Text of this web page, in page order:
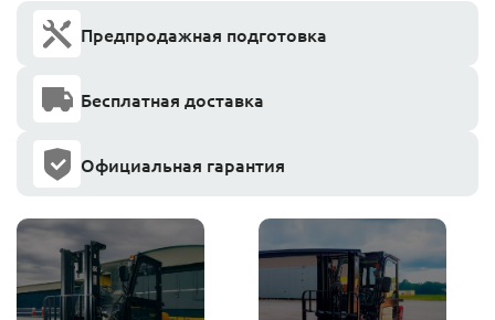
Предпродажная подготовка
Бесплатная доставка
Официальная гарантия